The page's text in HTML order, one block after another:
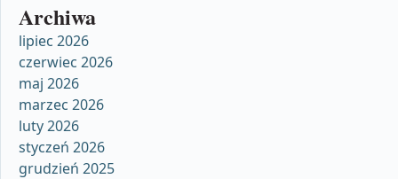
Archiwa
lipiec 2026
czerwiec 2026
maj 2026
marzec 2026
luty 2026
styczeń 2026
grudzień 2025